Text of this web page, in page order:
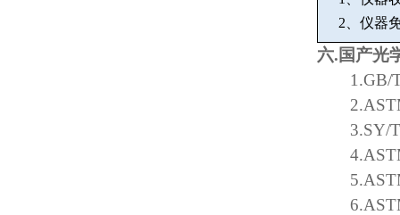
2 、仪器
六.国产光
1.GB/
3.SY/